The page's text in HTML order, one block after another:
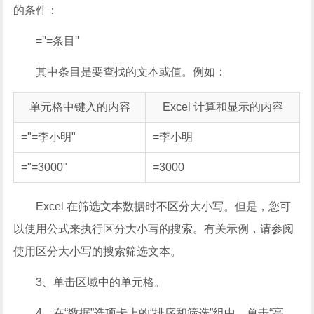
的条件：
=''=条目''
其中条目是要查找的文本或值。例如：
单元格中键入的内容 Excel 计算和显示的内容
="=李小明" =李小明
="=3000" =3000
Excel 在筛选文本数据时不区分大小写。但是，您可
以使用公式来执行区分大小写的搜索。有关示例，请参阅
使用区分大小写的搜索筛选文本。
3、单击区域中的单元格。